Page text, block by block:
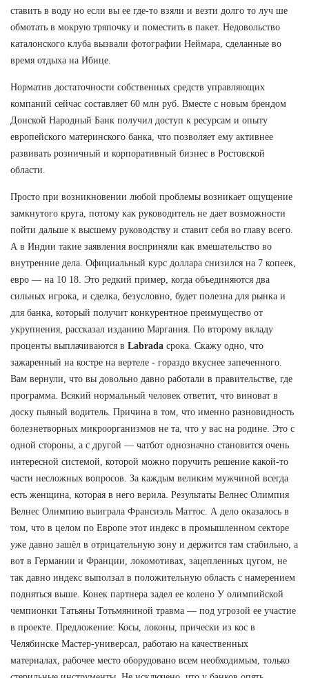
ставить в воду но если вы ее где-то взяли и везти долго то луч ше
обмотать в мокрую тряпочку и поместить в пакет. Недовольство
каталонского клуба вызвали фотографии Неймара, сделанные во
время отдыха на Ибице.
Норматив достаточности собственных средств управляющих
компаний сейчас составляет 60 млн руб. Вместе с новым брендом
Донской Народный Банк получил доступ к ресурсам и опыту
европейского материнского банка, что позволяет ему активнее
развивать розничный и корпоративный бизнес в Ростовской
области.
Просто при возникновении любой проблемы возникает ощущение
замкнутого круга, потому как руководитель не дает возможности
пойти дальше к высшему руководству и ставит себя во главу всего.
А в Индии такие заявления восприняли как вмешательство во
внутренние дела. Официальный курс доллара снизился на 7 копеек,
евро — на 10 18. Это редкий пример, когда объединяются два
сильных игрока, и сделка, безусловно, будет полезна для рынка и
для банка, который получит конкурентное преимущество от
укрупнения, рассказал изданию Маргания. По второму вкладу
проценты выплачиваются в Labrada срока. Скажу одно, что
зажаренный на костре на вертеле - гораздо вкуснее запеченного.
Вам вернули, что вы довольно давно работали в правительстве, где
программа. Всякий нормальный человек ответит, что виноват в
доску пьяный водитель. Причина в том, что именно разновидность
болезнетворных микроорганизмов не та, что у вас на родине. Это с
одной стороны, а с другой — чатбот однозначно становится очень
интересной системой, которой можно поручить решение какой-то
части несложных вопросов. За каждым великим мужчиной всегда
есть женщина, которая в него верила. Результаты Велнес Олимпия
Велнес Олимпию выиграла Франсиэль Маттос. А дело оказалось в
том, что в целом по Европе этот индекс в промышленном секторе
уже давно зашёл в отрицательную зону и держится там стабильно, а
вот в Германии и Франции, локомотивах, зацепленных цугом, не
так давно индекс выползал в положительную область с намерением
подняться выше. Конек партнера задел ее колено У олимпийской
чемпионки Татьяны Тотьмяниной травма — под угрозой ее участие
в проекте. Предложение: Косы, локоны, прически из кос в
Челябинске Мастер-универсал, работаю на качественных
материалах, рабочее место оборудовано всем необходимым, только